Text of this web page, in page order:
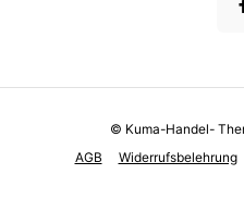
AGB Widerrufsbelehrung
© Kuma-Handel-